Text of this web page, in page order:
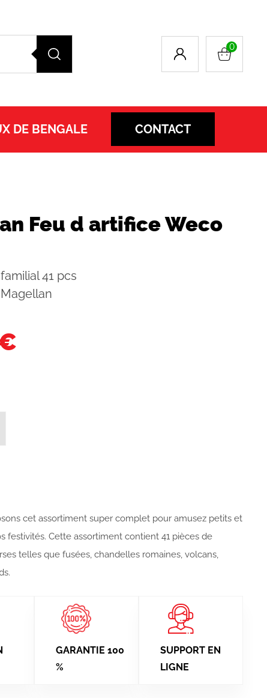
0
DE BENGALE CONTACT
Feu d artifice Weco
41 pcs
cet assortiment super complet pour amusez petits et
festivités. Cette assortiment contient 41 pièces de
telles que fusées, chandelles romaines, volcans,
GARANTIE 100
%
SUPPORT EN
LIGNE